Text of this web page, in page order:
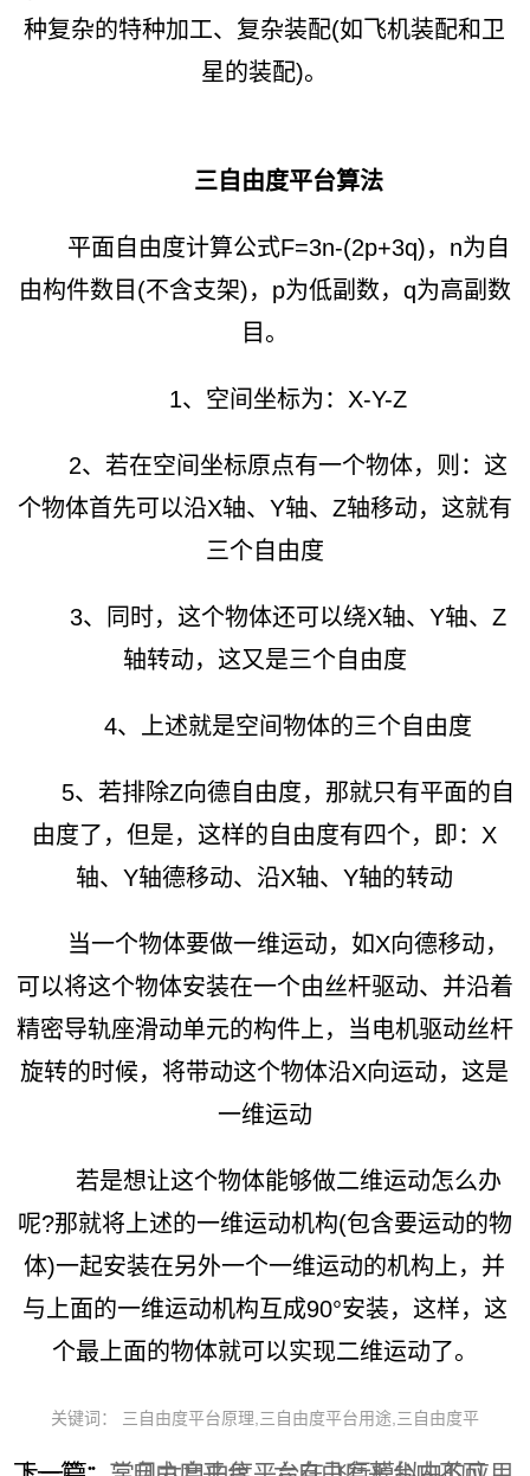
种复杂的特种加工、复杂装配(如飞机装配和卫
星的装配)。
三自由度平台算法
平面自由度计算公式F=3n-(2p+3q)，n为自
由构件数目(不含支架)，p为低副数，q为高副数
目。
1、空间坐标为：X-Y-Z
2、若在空间坐标原点有一个物体，则：这
个物体首先可以沿X轴、Y轴、Z轴移动，这就有
三个自由度
3、同时，这个物体还可以绕X轴、Y轴、Z
轴转动，这又是三个自由度
4、上述就是空间物体的三个自由度
5、若排除Z向德自由度，那就只有平面的自
由度了，但是，这样的自由度有四个，即：X
轴、Y轴德移动、沿X轴、Y轴的转动
当一个物体要做一维运动，如X向德移动，
可以将这个物体安装在一个由丝杆驱动、并沿着
精密导轨座滑动单元的构件上，当电机驱动丝杆
旋转的时候，将带动这个物体沿X向运动，这是
一维运动
若是想让这个物体能够做二维运动怎么办
呢?那就将上述的一维运动机构(包含要运动的物
体)一起安装在另外一个一维运动的机构上，并
与上面的一维运动机构互成90°安装，这样，这
个最上面的物体就可以实现二维运动了。
关键词： 三自由度平台原理,三自由度平台用途,三自由度平